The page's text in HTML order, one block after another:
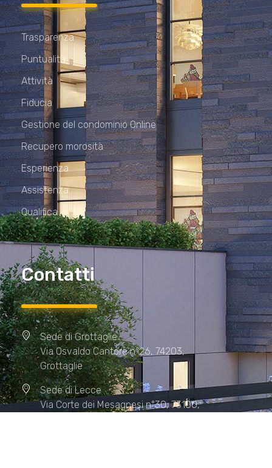
Trasparenza
Puntualità
Attività
Fiducia
Gestione del condominio Online
Recupero morosità
Esperienza
Assistenza
Qualifica
Contatti
Sede di Grottaglie
Via Osvaldo Cantore n°26, 74203,
Grottaglie
Sede di Lecce
Via Corte dei Mesagnesi n°30, 73100,